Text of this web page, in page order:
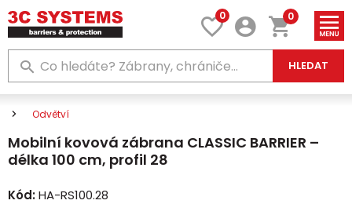
0
HLEDAT
0
Odvětví
Mobilní kovová zábrana CLASSIC BARRIER –
délka 100 cm, profil 28
Kód:HA-RS100.28